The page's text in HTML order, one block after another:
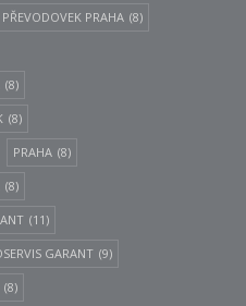
PRAHA (8)
(8)
(8)
PRAHA (8)
(8)
(11)
GARANT (9)
(8)